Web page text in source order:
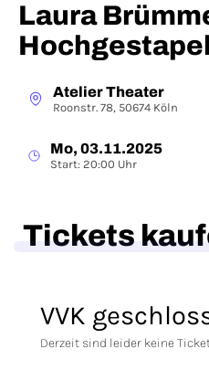
Laura
Atelier Theater
Roonstr. 78, 50674 Köln
Mo, 03.11.2025
Start: 20:00 Uhr
Tickets
VVK
Derzeit sind leider keine